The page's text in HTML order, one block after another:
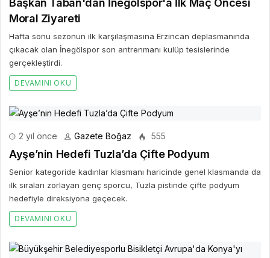
Başkan Taban'dan İnegölspor'a İlk Maç Öncesi
Moral Ziyareti
Hafta sonu sezonun ilk karşılaşmasına Erzincan deplasmanında
çıkacak olan İnegölspor son antrenmanı kulüp tesislerinde
gerçekleştirdi.
DEVAMINI OKU
2 yıl önce Gazete Boğaz 555
Ayşe’nin Hedefi Tuzla’da Çifte Podyum
Senior kategoride kadınlar klasmanı haricinde genel klasmanda da
ilk sıraları zorlayan genç sporcu, Tuzla pistinde çifte podyum
hedefiyle direksiyona geçecek.
DEVAMINI OKU